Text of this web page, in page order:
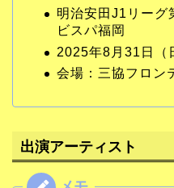
明治安田J1リーグ
ビスパ福岡
2025年8月31日（
会場：三協フロン
出演アーティスト